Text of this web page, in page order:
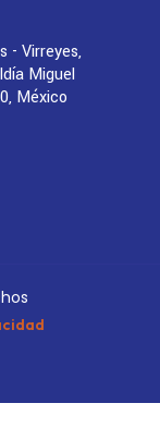
- Virreyes,
Miguel
México